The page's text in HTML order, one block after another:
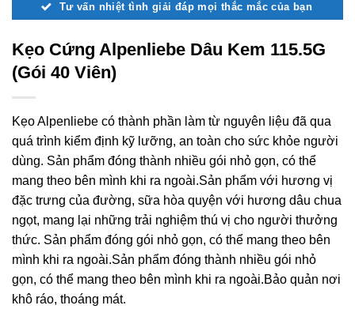
Tư vấn nhiệt tình giải đáp mọi thắc mắc của bạn
Kẹo Cứng Alpenliebe Dâu Kem 115.5G
(Gói 40 Viên)
Kẹo Alpenliebe​​ có thành phần làm từ nguyên liệu đã qua
quá trình kiểm định kỹ lưỡng, an toàn cho sức khỏe người
dùng. Sản phẩm đóng thành nhiều gói nhỏ gọn, có thể
mang theo bên mình khi ra ngoài.Sản phẩm với hương vị
đặc trưng của đường, sữa hòa quyện với hương dâu chua
ngọt, mang lại những trải nghiệm thú vị cho người thưởng
thức. Sản phẩm đóng gói nhỏ gọn, có thể mang theo bên
mình khi ra ngoài.Sản phẩm đóng thành nhiều gói nhỏ
gọn, có thể mang theo bên mình khi ra ngoài.Bảo quản nơi
khô ráo, thoáng mát.